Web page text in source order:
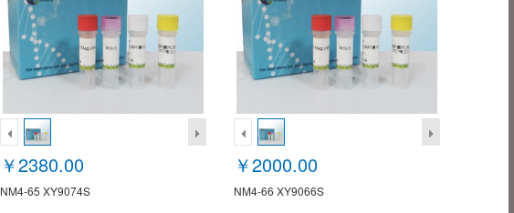
￥2380.00
NM4-65 XY9074S
￥2000.00
NM4-66 XY9066S